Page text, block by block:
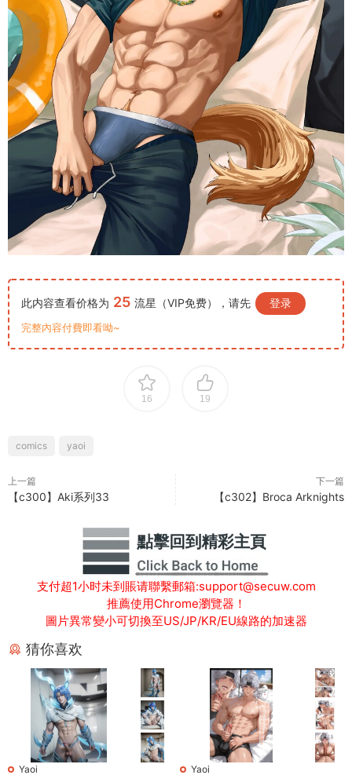
此内容查看价格为 25 流星（VIP免费），请先 登录
完整內容付費即看呦~
16 19
comics yaoi
上一篇
【c300】Aki系列33
下一篇
【c302】Broca Arknights
支付超1小时未到賬请聯繫郵箱:support@secuw.com
推薦使用Chrome瀏覽器！
圖片異常變小可切換至US/JP/KR/EU線路的加速器
猜你喜欢
Yaoi Yaoi